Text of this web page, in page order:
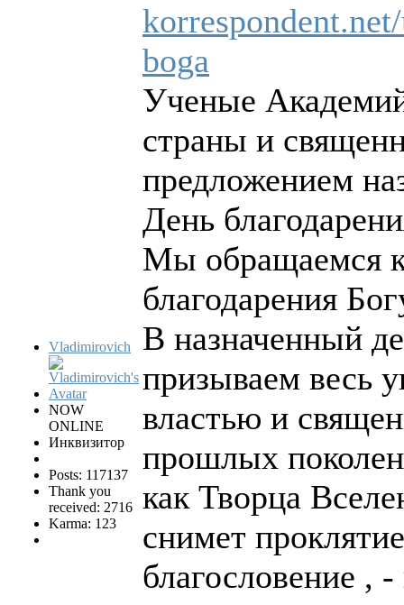
Vladimirovich
NOW
ONLINE
Инквизитор
Posts: 117137
Thank you
received: 2716
Karma: 123
boga
Ученые
страны и
предложением
День
Мы обращаемся
благодарения
В назначенный
призываем весь
властью и
прошлых
как Творца
снимет
благословение ,